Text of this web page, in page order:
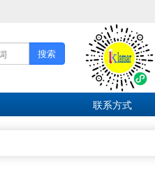
搜索
联系方式